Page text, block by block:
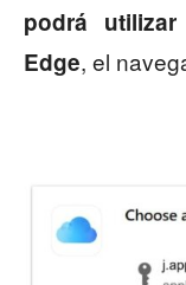
podrá
Edge, el